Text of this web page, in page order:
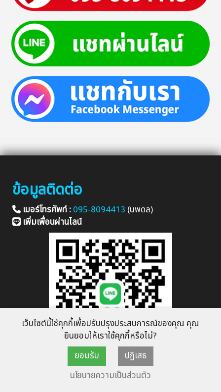
เว็บไซต์นี้ใช้คุกกี้เพื่อปรับปรุงประสบการณ์ของคุณ คุณ
ยินยอมให้เราใช้คุกกี้หรือไม่?
ยอมรับ
ปฏิเสธ
นโยบายความเป็นส่วนตัว
ข้อมูลติดต่อ
เบอร์โทรศัพท์ :095-8094413 (นพดล)
เพิ่มเพื่อนผ่านไลน์
LINE ID :แชทผ่าน LINE